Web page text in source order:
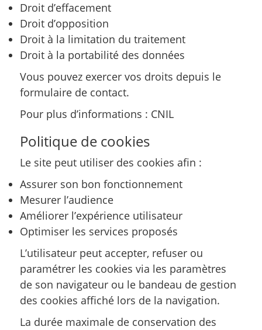
Droit d’effacement
Droit d’opposition
Droit à la limitation du traitement
Droit à la portabilité des données
Vous pouvez exercer vos droits depuis le
formulaire de contact.
Pour plus d’informations : CNIL
Politique de cookies
Le site peut utiliser des cookies afin :
Assurer son bon fonctionnement
Mesurer l’audience
Améliorer l’expérience utilisateur
Optimiser les services proposés
L’utilisateur peut accepter, refuser ou
paramétrer les cookies via les paramètres
de son navigateur ou le bandeau de gestion
des cookies affiché lors de la navigation.
La durée maximale de conservation des